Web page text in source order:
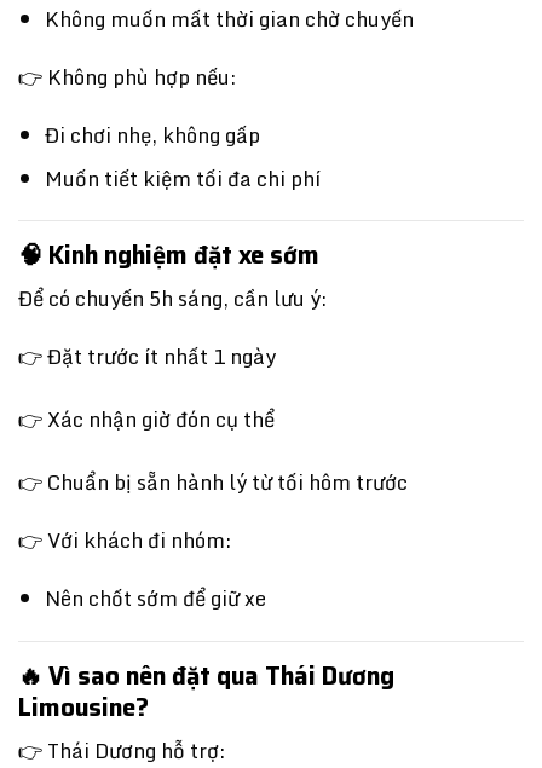
Không muốn mất thời gian chờ chuyến
👉 Không phù hợp nếu:
Đi chơi nhẹ, không gấp
Muốn tiết kiệm tối đa chi phí
🧠 Kinh nghiệm đặt xe sớm
Để có chuyến 5h sáng, cần lưu ý:
👉 Đặt trước ít nhất 1 ngày
👉 Xác nhận giờ đón cụ thể
👉 Chuẩn bị sẵn hành lý từ tối hôm trước
👉 Với khách đi nhóm:
Nên chốt sớm để giữ xe
🔥 Vì sao nên đặt qua Thái Dương
Limousine?
👉 Thái Dương hỗ trợ: